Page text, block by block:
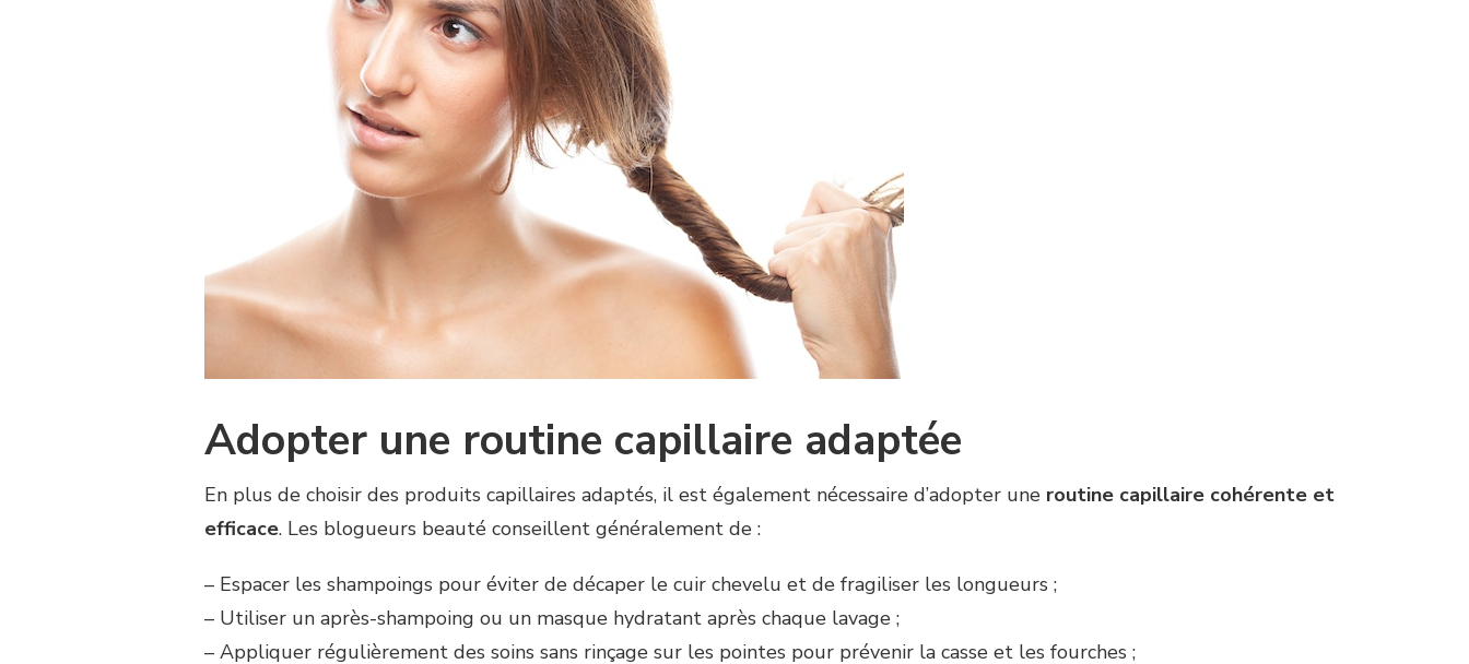
Adopter une routine capillaire adaptée
En plus de choisir des produits capillaires adaptés, il est également nécessaire d’adopter une routine capillaire cohérente et
efficace. Les blogueurs beauté conseillent généralement de :
– Espacer les shampoings pour éviter de décaper le cuir chevelu et de fragiliser les longueurs ;
– Utiliser un après-shampoing ou un masque hydratant après chaque lavage ;
– Appliquer régulièrement des soins sans rinçage sur les pointes pour prévenir la casse et les fourches ;